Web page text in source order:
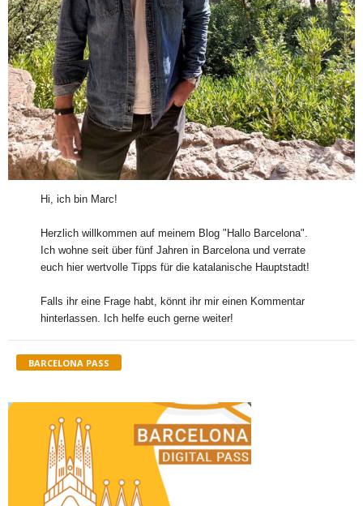
Hi, ich bin Marc!
Herzlich willkommen auf meinem Blog "Hallo Barcelona".
Ich wohne seit über fünf Jahren in Barcelona und verrate
euch hier wertvolle Tipps für die katalanische Hauptstadt!
Falls ihr eine Frage habt, könnt ihr mir einen Kommentar
hinterlassen. Ich helfe euch gerne weiter!
BARCELONA PASS